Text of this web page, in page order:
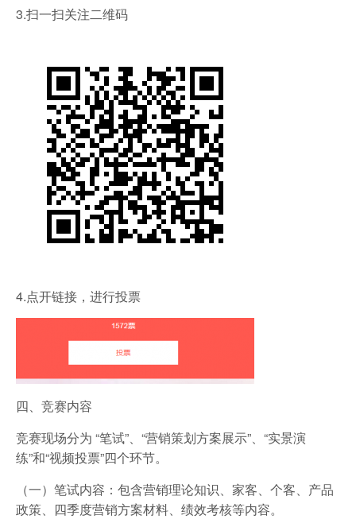
3.扫一扫关注二维码
4.点开链接，进行投票
四、竞赛内容
竞赛现场分为 “笔试”、“营销策划方案展示”、“实景演
练”和“视频投票”四个环节。
（一）笔试内容：包含营销理论知识、家客、个客、产品
政策、四季度营销方案材料、绩效考核等内容。